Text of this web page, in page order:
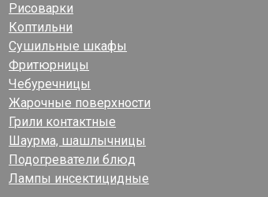
Рисоварки
Коптильни
Сушильные шкафы
Фритюрницы
Чебуречницы
Жарочные поверхности
Грили контактные
Шаурма, шашлычницы
Подогреватели блюд
Лампы инсектицидные